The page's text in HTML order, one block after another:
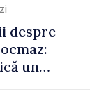
despre
un